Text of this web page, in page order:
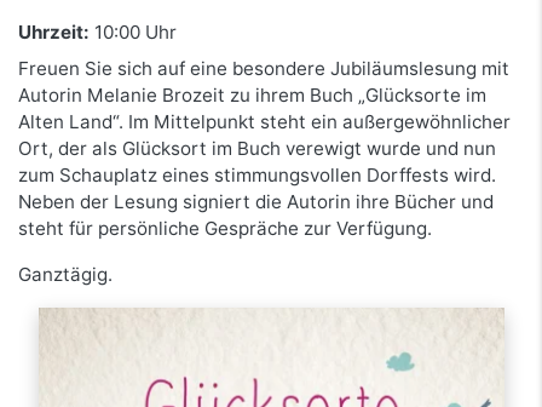
Uhrzeit: 10:00 Uhr
Freuen Sie sich auf eine besondere Jubiläumslesung mit
Autorin Melanie Brozeit zu ihrem Buch „Glücksorte im
Alten Land“. Im Mittelpunkt steht ein außergewöhnlicher
Ort, der als Glücksort im Buch verewigt wurde und nun
zum Schauplatz eines stimmungsvollen Dorffests wird.
Neben der Lesung signiert die Autorin ihre Bücher und
steht für persönliche Gespräche zur Verfügung.
Ganztägig.